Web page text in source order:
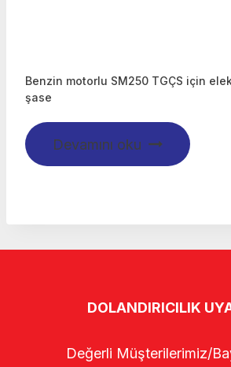
Benzin motorlu SM250 TGÇS için
şase
Devamını oku
DOLANDIRICILIK
Değerli Müşterilerimiz/